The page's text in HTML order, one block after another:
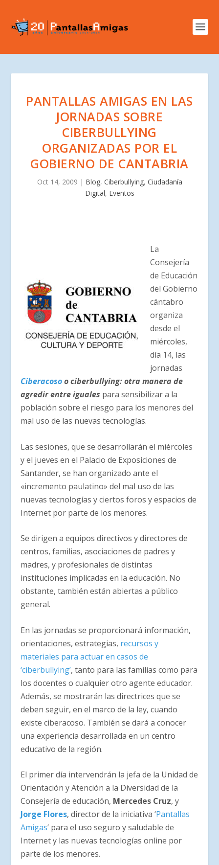
PANTALLAS AMIGAS EN LAS
JORNADAS SOBRE
CIBERBULLYING
ORGANIZADAS POR EL
GOBIERNO DE CANTABRIA
Oct 14, 2009 | Blog, Ciberbullying, Ciudadanía
Digital, Eventos
La
Consejería
de Educación
del Gobierno
cántabro
organiza
desde el
miércoles,
día 14, las
jornadas
Ciberacosoo ciberbullying: otra manera de
agredir entre iguales para sensibilizar a la
población sobre el riesgo para los menores del
mal uso de las nuevas tecnologías.
Las sesiones, que se desarrollarán el miércoles
y el jueves en el Palacio de Exposiciones de
Santander, se han organizado ante el
«incremento paulatino» del mal uso de las
nuevas tecnologías y ciertos foros y espacios de
Internet por parte de los menores.
Se dirigen a equipos directivos y directores de
centros, familias, asociaciones de padres y
madres, y profesionales de distintas
instituciones implicadas en la educación. No
obstante, también están abiertas a público
general.
En las jornadas se proporcionará información,
orientaciones, estrategias, recursos y
materiales para actuar en casos de
‘ciberbullying’, tanto para las familias como para
los docentes o cualquier otro agente educador.
Además, se mostrarán las directrices que se
deben seguir, en el marco de la ley, cuando
existe ciberacoso. También se dará a conocer
una experiencia desarrollada en un centro
educativo de la región.
El primer día intervendrán la jefa de la Unidad de
Orientación y Atención a la Diversidad de la
Consejería de educación, Mercedes Cruz, y
Jorge Flores, director de la iniciativa ‘Pantallas
Amigas‘ para el uso seguro y saludable de
Internet y las nuevas tecnologías online por
parte de los menores.